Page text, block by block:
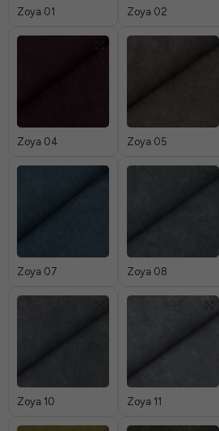
Zoya 01 Zoya 02
Zoya 04 Zoya 05
Zoya 07 Zoya 08
Zoya 10 Zoya 11